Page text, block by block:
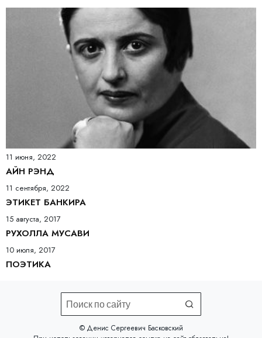
11 июня, 2022
АЙН РЭНД
11 сентября, 2022
ЭТИКЕТ БАНКИРА
15 августа, 2017
РУХОЛЛА МУСАВИ
10 июля, 2017
ПОЭТИКА
©️ Денис Сергеевич Басковский